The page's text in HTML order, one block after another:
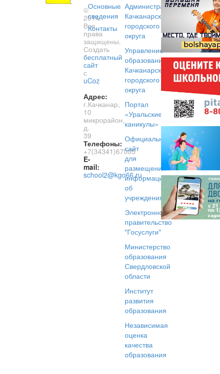
©
2014.
Все
права
защищены.
Создать
бесплатный
сайт
с
uCoz
Адрес:
г.Качканар,
10
микрорайон,
д.
39
Телефоны:
+7(34341)67005
E-
mail:
school2@kgo66.ru
Основные
сведения
Контакты
Администрация
Качканарского
городского
округа
Управление
образованием
Качканарского
городского
округа
Портал
«Уральские
каникулы»
Официальный
сайт
для
размещения
информации
об
учреждениях
Электронное
правительство
"Госуслуги"
Министерство
образования
Свердловской
области
Институт
развития
образования
Независимая
оценка
качества
образования